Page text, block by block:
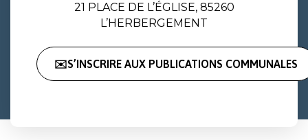
21 PLACE DE L’ÉGLISE, 85260
L’HERBERGEMENT
✉️S’INSCRIRE AUX PUBLICATIONS COMMUNALES